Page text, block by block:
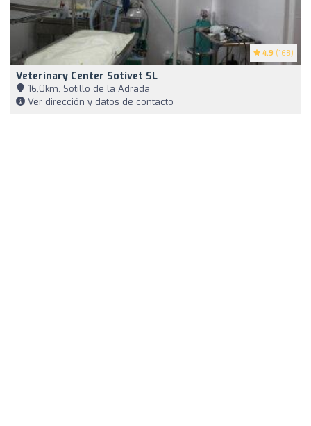
4.9 (168)
Veterinary Center Sotivet SL
16,0km, Sotillo de la Adrada
Ver dirección y datos de contacto